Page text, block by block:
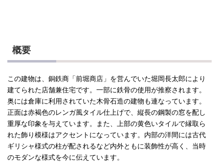
概要
この建物は、銅鉄商「前堀商店」を営んでいた堀岡長太郎により
建てられた店舗兼住宅です。一部に鉄骨の使用が推察されます。
奥には倉庫に利用されていた木骨石造の建物も連なっています。
正面は赤褐色のレンガ風タイル仕上げで、縦長の鋼製の窓を配し
重厚な印象を与えています。また、上部の黄色いタイルで縁取ら
れた飾り模様はアクセントになっています。内部の洋間には古代
ギリシャ様式の柱が配されるなど内外ともに装飾性が高く、当時
のモダンな様式を今に伝えています。